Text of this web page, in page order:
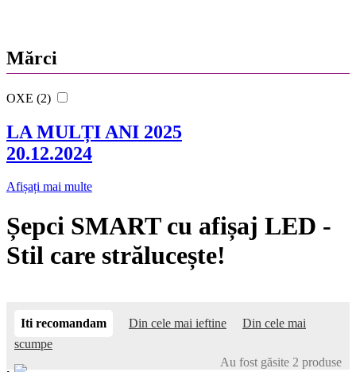
Mărci
OXE (2)
LA MULȚI ANI 2025
20.12.2024
Afișați mai multe
Șepci SMART cu afișaj LED -
Stil care strălucește!
Iti recomandam Din cele mai ieftine
Din cele mai
scumpe
Au fost găsite 2 produse